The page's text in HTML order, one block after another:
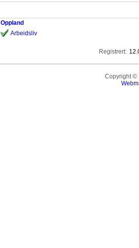
Oppland
Arbeidsliv
Registrert:
Copyright ©